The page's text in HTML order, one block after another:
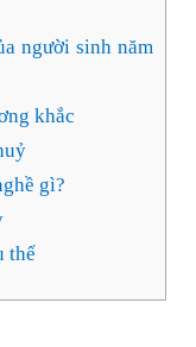
người sinh năm
khắc
gì?
thể